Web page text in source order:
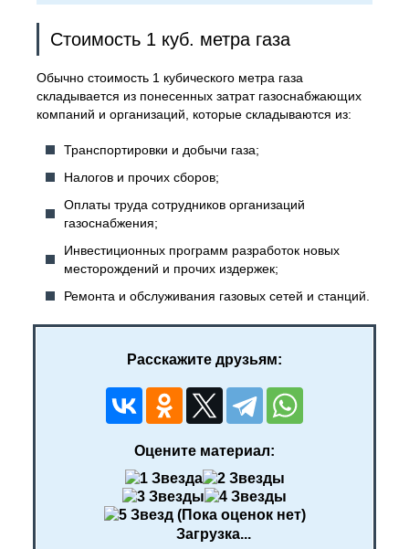
Стоимость 1 куб. метра газа
Обычно стоимость 1 кубического метра газа
складывается из понесенных затрат газоснабжающих
компаний и организаций, которые складываются из:
Транспортировки и добычи газа;
Налогов и прочих сборов;
Оплаты труда сотрудников организаций
газоснабжения;
Инвестиционных программ разработок новых
месторождений и прочих издержек;
Ремонта и обслуживания газовых сетей и станций.
Расскажите друзьям:
Оцените материал:
(Пока оценок нет)
Загрузка...